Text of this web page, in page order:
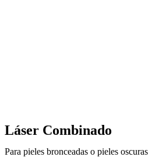
Láser Combinado
Para pieles bronceadas o pieles oscuras